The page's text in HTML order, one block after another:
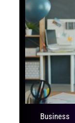
Business